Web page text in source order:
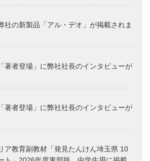
社の新製品「アル・デオ」が掲載されま
著者登場」に弊社社長のインタビューが
著者登場」に弊社社長のインタビューが
ア教育副教材「発見たんけん埼玉県 10